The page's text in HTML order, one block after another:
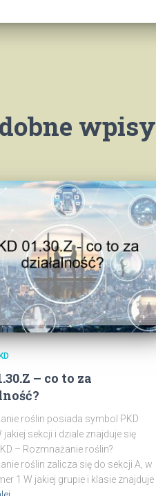
wpisy
– co to za
roślin posiada symbol PKD
jakiej sekcji i dziale znajduje się
– Rozmnażanie roślin?
roślin zalicza się do sekcji A, w
1 W jakiej grupie i klasie znajduje